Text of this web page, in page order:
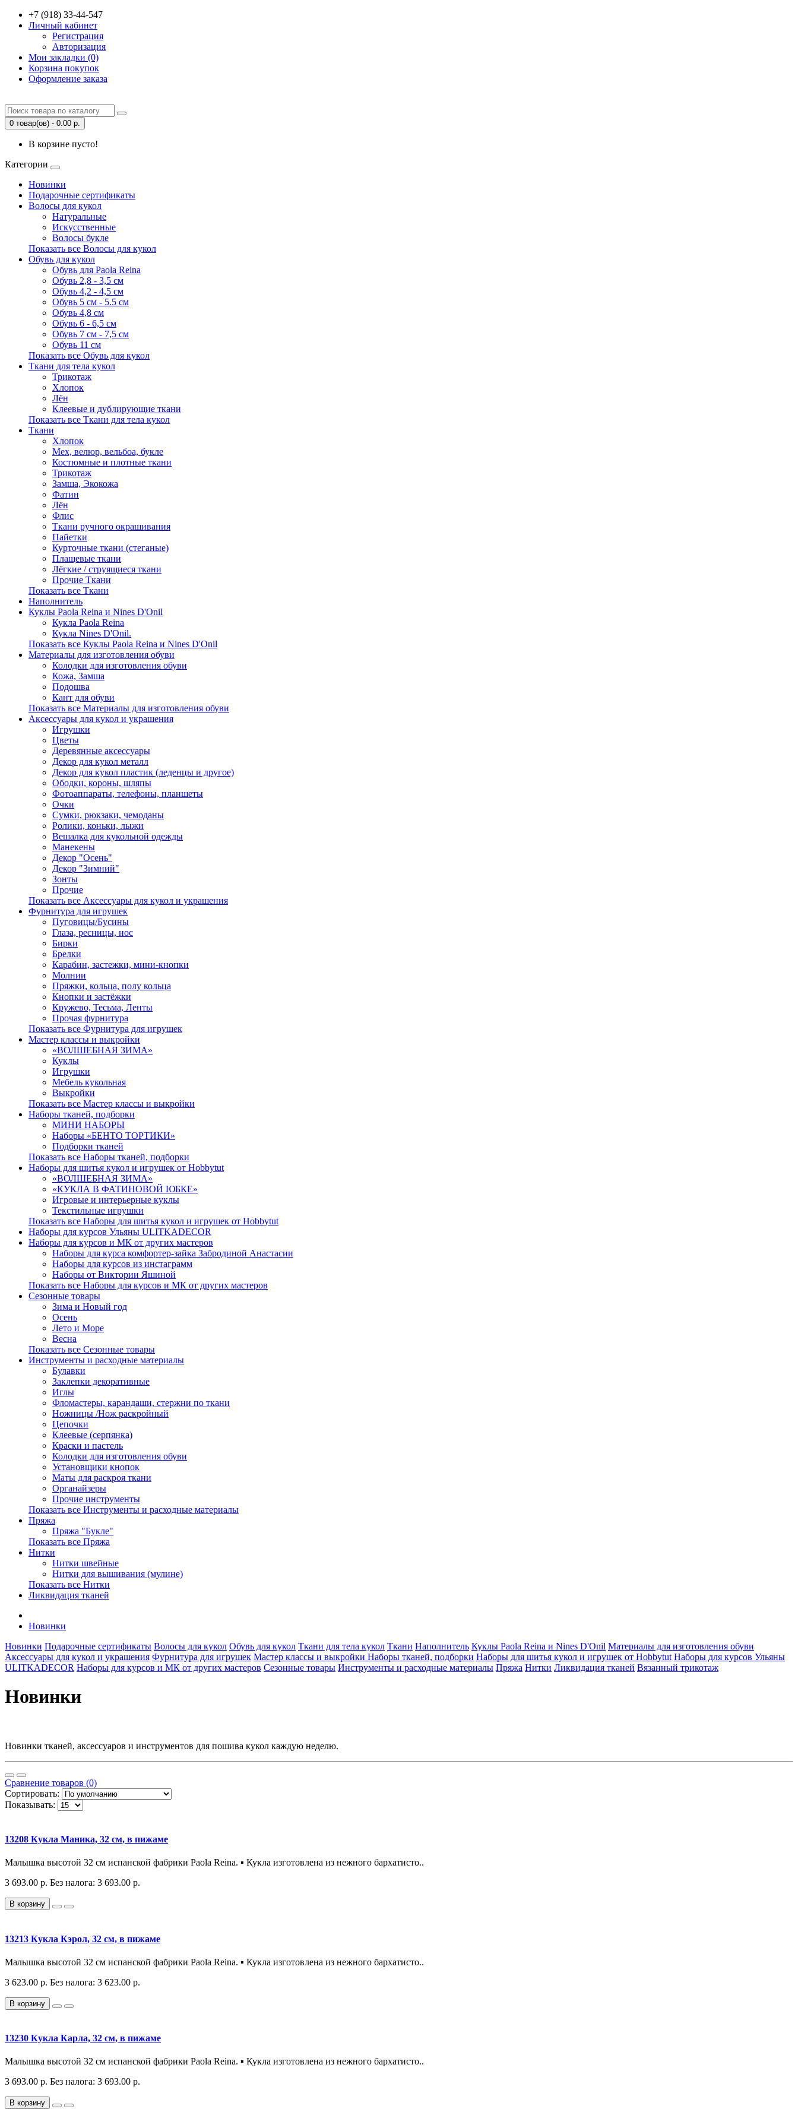
+7 (918) 33-44-547
Личный кабинет
Регистрация
Авторизация
Мои закладки (0)
Корзина покупок
Оформление заказа
0 товар(ов) - 0.00 р.
В корзине пусто!
Категории
Новинки
Подарочные сертификаты
Волосы для кукол
Натуральные
Искусственные
Волосы букле
Показать все Волосы для кукол
Обувь для кукол
Обувь для Paola Reina
Обувь 2,8 - 3,5 см
Обувь 4,2 - 4,5 см
Обувь 5 см - 5.5 см
Обувь 4,8 см
Обувь 6 - 6,5 см
Обувь 7 см - 7,5 см
Обувь 11 см
Показать все Обувь для кукол
Ткани для тела кукол
Трикотаж
Хлопок
Лён
Клеевые и дублирующие ткани
Показать все Ткани для тела кукол
Ткани
Хлопок
Мех, велюр, вельбоа, букле
Костюмные и плотные ткани
Трикотаж
Замша, Экокожа
Фатин
Лён
Флис
Ткани ручного окрашивания
Пайетки
Курточные ткани (стеганые)
Плащевые ткани
Лёгкие / струящиеся ткани
Прочие Ткани
Показать все Ткани
Наполнитель
Куклы Paola Reina и Nines D'Onil
Кукла Paola Reina
Кукла Nines D'Onil.
Показать все Куклы Paola Reina и Nines D'Onil
Материалы для изготовления обуви
Колодки для изготовления обуви
Кожа, Замша
Подошва
Кант для обуви
Показать все Материалы для изготовления обуви
Аксессуары для кукол и украшения
Игрушки
Цветы
Деревянные аксессуары
Декор для кукол металл
Декор для кукол пластик (леденцы и другое)
Ободки, короны, шляпы
Фотоаппараты, телефоны, планшеты
Очки
Сумки, рюкзаки, чемоданы
Ролики, коньки, лыжи
Вешалка для кукольной одежды
Манекены
Декор "Осень"
Декор "Зимний"
Зонты
Прочие
Показать все Аксессуары для кукол и украшения
Фурнитура для игрушек
Пуговицы/Бусины
Глаза, ресницы, нос
Бирки
Брелки
Карабин, застежки, мини-кнопки
Молнии
Пряжки, кольца, полу кольца
Кнопки и застёжки
Кружево, Тесьма, Ленты
Прочая фурнитура
Показать все Фурнитура для игрушек
Мастер классы и выкройки
«ВОЛШЕБНАЯ ЗИМА»
Куклы
Игрушки
Мебель кукольная
Выкройки
Показать все Мастер классы и выкройки
Наборы тканей, подборки
МИНИ НАБОРЫ
Наборы «БЕНТО ТОРТИКИ»
Подборки тканей
Показать все Наборы тканей, подборки
Наборы для шитья кукол и игрушек от Hobbytut
«ВОЛШЕБНАЯ ЗИМА»
«КУКЛА В ФАТИНОВОЙ ЮБКЕ»
Игровые и интерьерные куклы
Текстильные игрушки
Показать все Наборы для шитья кукол и игрушек от Hobbytut
Наборы для курсов Ульяны ULITKADECOR
Наборы для курсов и МК от других мастеров
Наборы для курса комфортер-зайка Забродиной Анастасии
Наборы для курсов из инстаграмм
Наборы от Виктории Яшиной
Показать все Наборы для курсов и МК от других мастеров
Сезонные товары
Зима и Новый год
Осень
Лето и Море
Весна
Показать все Сезонные товары
Инструменты и расходные материалы
Булавки
Заклепки декоративные
Иглы
Фломастеры, карандаши, стержни по ткани
Ножницы /Нож раскройный
Цепочки
Клеевые (серпянка)
Краски и пастель
Колодки для изготовления обуви
Установщики кнопок
Маты для раскроя ткани
Органайзеры
Прочие инструменты
Показать все Инструменты и расходные материалы
Пряжа
Пряжа "Букле"
Показать все Пряжа
Нитки
Нитки швейные
Нитки для вышивания (мулине)
Показать все Нитки
Ликвидация тканей
Новинки
Новинки Подарочные сертификаты Волосы для кукол Обувь для кукол Ткани для тела кукол Ткани Наполнитель Куклы Paola Reina и Nines D'Onil Материалы для изготовления обуви
Аксессуары для кукол и украшения Фурнитура для игрушек Мастер классы и выкройки Наборы тканей, подборки Наборы для шитья кукол и игрушек от Hobbytut Наборы для курсов Ульяны
ULITKADECOR Наборы для курсов и МК от других мастеров Сезонные товары Инструменты и расходные материалы Пряжа Нитки Ликвидация тканей Вязанный трикотаж
Новинки
Новинки тканей, аксессуаров и инструментов для пошива кукол каждую неделю.
Сравнение товаров (0)
Сортировать:
Показывать:
13208 Кукла Маника, 32 см, в пижаме
Малышка высотой 32 см испанской фабрики Paola Reina. ▪️ Кукла изготовлена из нежного бархатисто..
3 693.00 р. Без налога: 3 693.00 р.
В корзину
13213 Кукла Кэрол, 32 см, в пижаме
Малышка высотой 32 см испанской фабрики Paola Reina. ▪️ Кукла изготовлена из нежного бархатисто..
3 623.00 р. Без налога: 3 623.00 р.
В корзину
13230 Кукла Карла, 32 см, в пижаме
Малышка высотой 32 см испанской фабрики Paola Reina. ▪️ Кукла изготовлена из нежного бархатисто..
3 693.00 р. Без налога: 3 693.00 р.
В корзину